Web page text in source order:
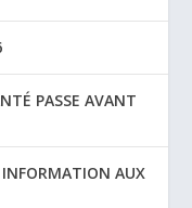
PASSE AVANT
AUX